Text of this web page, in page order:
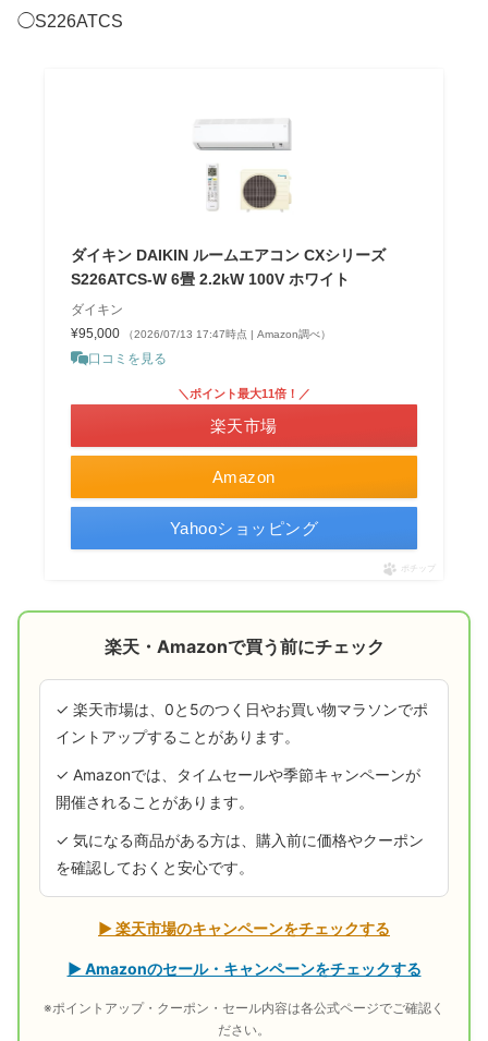
◯S226ATCS
ダイキン DAIKIN ルームエアコン CXシリーズ
S226ATCS-W 6畳 2.2kW 100V ホワイト
ダイキン
¥95,000
（2026/07/13 17:47時点 | Amazon調べ）
口コミを見る
Amazon
＼ポイント最大11倍！／
楽天市場
Yahooショッピング
ポチップ
楽天・Amazonで買う前にチェック
✓ 楽天市場は、0と5のつく日やお買い物マラソンでポ
イントアップすることがあります。
✓ Amazonでは、タイムセールや季節キャンペーンが
開催されることがあります。
✓ 気になる商品がある方は、購入前に価格やクーポン
を確認しておくと安心です。
▶ 楽天市場のキャンペーンをチェックする
▶ Amazonのセール・キャンペーンをチェックする
※ポイントアップ・クーポン・セール内容は各公式ページでご確認く
ださい。